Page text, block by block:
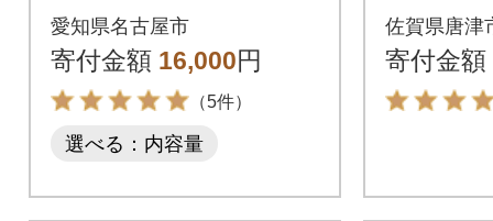
まま 2kg (500g×4袋)
愛知県名古屋市
寄付金額 16,000円
（5件）
選べる：内容量
ンジャ
ア グ
ンジュ
佐賀県唐津
寄付金額